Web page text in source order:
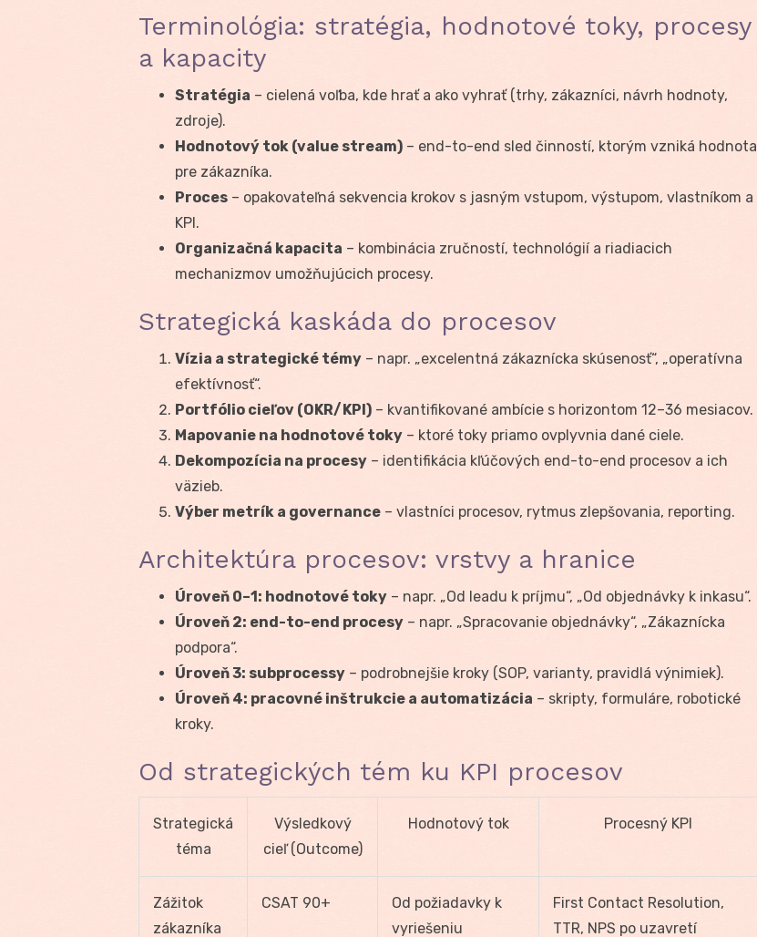
Terminológia: stratégia, hodnotové toky, procesy
a kapacity
Stratégia – cielená voľba, kde hrať a ako vyhrať (trhy, zákazníci, návrh hodnoty,
zdroje).
Hodnotový tok (value stream) – end-to-end sled činností, ktorým vzniká hodnota
pre zákazníka.
Proces – opakovateľná sekvencia krokov s jasným vstupom, výstupom, vlastníkom a
KPI.
Organizačná kapacita – kombinácia zručností, technológií a riadiacich
mechanizmov umožňujúcich procesy.
Strategická kaskáda do procesov
Vízia a strategické témy – napr. „excelentná zákaznícka skúsenosť“, „operatívna
efektívnosť“.
Portfólio cieľov (OKR/KPI) – kvantifikované ambície s horizontom 12–36 mesiacov.
Mapovanie na hodnotové toky – ktoré toky priamo ovplyvnia dané ciele.
Dekompozícia na procesy – identifikácia kľúčových end-to-end procesov a ich
väzieb.
Výber metrík a governance – vlastníci procesov, rytmus zlepšovania, reporting.
Architektúra procesov: vrstvy a hranice
Úroveň 0–1: hodnotové toky – napr. „Od leadu k príjmu“, „Od objednávky k inkasu“.
Úroveň 2: end-to-end procesy – napr. „Spracovanie objednávky“, „Zákaznícka
podpora“.
Úroveň 3: subprocessy – podrobnejšie kroky (SOP, varianty, pravidlá výnimiek).
Úroveň 4: pracovné inštrukcie a automatizácia – skripty, formuláre, robotické
kroky.
Od strategických tém ku KPI procesov
Strategická
téma
Výsledkový
cieľ (Outcome)
Hodnotový tok Procesný KPI
Zážitok
zákazníka
CSAT 90+
Od požiadavky k
vyriešeniu
First Contact Resolution,
TTR, NPS po uzavretí